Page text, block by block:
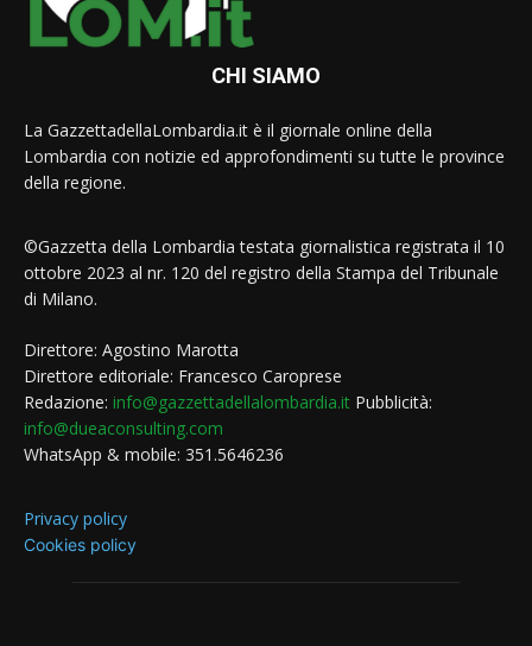
CHI SIAMO
La GazzettadellaLombardia.it è il giornale online della
Lombardia con notizie ed approfondimenti su tutte le province
della regione.
©Gazzetta della Lombardia testata giornalistica registrata il 10
ottobre 2023 al nr. 120 del registro della Stampa del Tribunale
di Milano.
Direttore: Agostino Marotta
Direttore editoriale: Francesco Caroprese
Redazione: info@gazzettadellalombardia.it Pubblicità:
info@dueaconsulting.com
WhatsApp & mobile: 351.5646236
Privacy policy
Cookies policy